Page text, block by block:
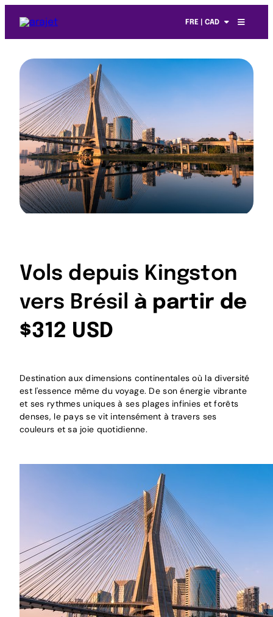
FRE | CAD
Vols depuis Kingston
vers Brésil à partir de
$312 USD
Destination aux dimensions continentales où la diversité
est l'essence même du voyage. De son énergie vibrante
et ses rythmes uniques à ses plages infinies et forêts
denses, le pays se vit intensément à travers ses
couleurs et sa joie quotidienne.